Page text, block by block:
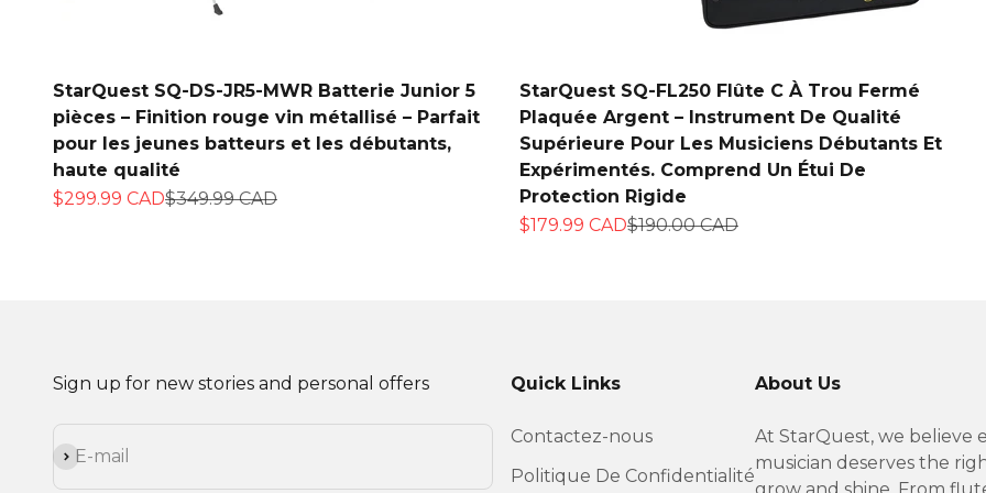
StarQuest SQ-DS-JR5-MWR Batterie Junior 5
pièces – Finition rouge vin métallisé – Parfait
pour les jeunes batteurs et les débutants,
haute qualité
Prix de vente
$299.99 CADPrix normal
$349.99 CAD
StarQuest SQ-FL250 Flûte C À Trou Fermé
Plaquée Argent – Instrument De Qualité
Supérieure Pour Les Musiciens Débutants Et
Expérimentés. Comprend Un Étui De
Protection Rigide
Prix de vente
$179.99 CADPrix normal
$190.00 CAD
Sign up for new stories and personal offers
E-mail
S'inscrire
Quick Links
Contactez-nous
Politique De Confidentialité
About Us
At StarQuest, we believe
musician deserves the
grow and shine. From